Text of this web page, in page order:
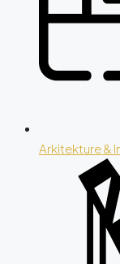
Arkitekture &